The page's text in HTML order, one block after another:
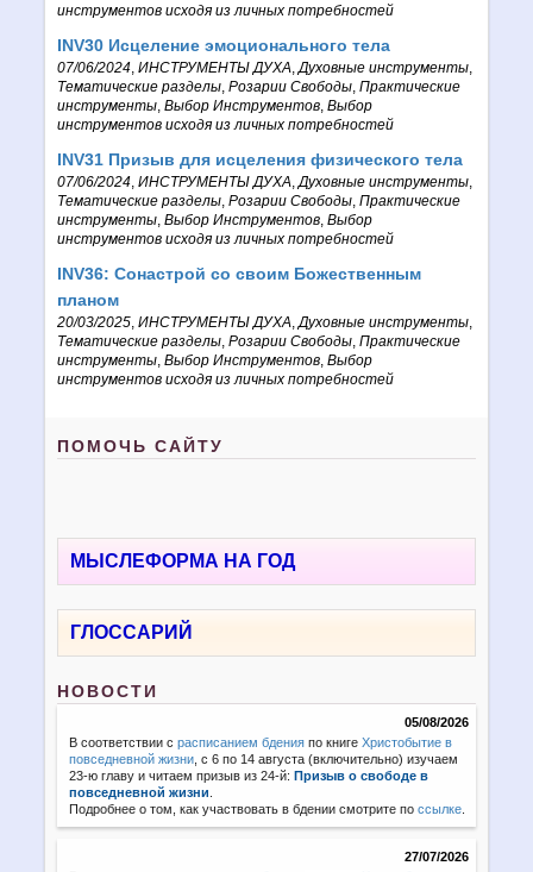
инструментов исходя из личных потребностей
INV30 Исцеление эмоционального тела
07/06/2024 ,ИНСТРУМЕНТЫ ДУХА ,Духовные инструменты
Тематические разделы ,Розарии Свободы ,Практические
инструменты ,Выбор Инструментов ,Выбор
инструментов исходя из личных потребностей
INV31 Призыв для исцеления физического тела
07/06/2024 ,ИНСТРУМЕНТЫ ДУХА ,Духовные инструменты
Тематические разделы ,Розарии Свободы ,Практические
инструменты ,Выбор Инструментов ,Выбор
инструментов исходя из личных потребностей
INV36: Cонастрой со своим Божественным
планом
20/03/2025 ,ИНСТРУМЕНТЫ ДУХА ,Духовные инструменты
Тематические разделы ,Розарии Свободы ,Практические
инструменты ,Выбор Инструментов ,Выбор
инструментов исходя из личных потребностей
ПОМОЧЬ САЙТУ
МЫСЛЕФОРМА НА ГОД
ГЛОССАРИЙ
НОВОСТИ
05/08/2026
В соответствии срасписанием бдения по книгеХристобытие в
повседневной жизни , с 6 по 14 августа (включительно) изучаем
23-ю главу и читаем призыв из 24-й:Призыв о свободе в
повседневной жизни
Подробнее о том, как участвовать в бдении смотрите поссылке
27/07/2026